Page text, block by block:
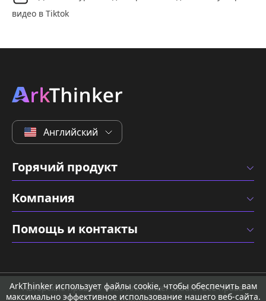
видео в Tiktok
Английский
Горячий продукт
Компания
Помощь и контакты
Авторские права © 2026 ArkThinker Studio. Все права
ArkThinker использует файлы cookie, чтобы обеспечить вам
максимально эффективное использование нашего веб-сайта.